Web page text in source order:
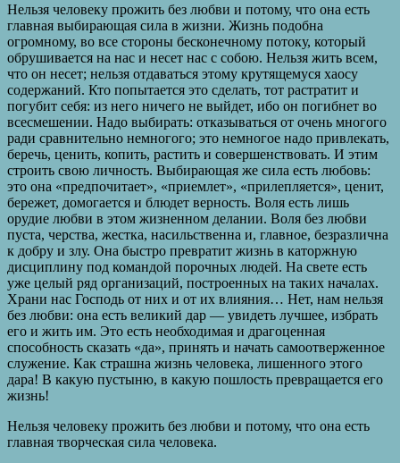
Нельзя человеку прожить без любви и потому, что она есть
главная выбирающая сила в жизни. Жизнь подобна
огромному, во все стороны бесконечному потоку, который
обрушивается на нас и несет нас с собою. Нельзя жить всем,
что он несет; нельзя отдаваться этому крутящемуся хаосу
содержаний. Кто попытается это сделать, тот растратит и
погубит себя: из него ничего не выйдет, ибо он погибнет во
всесмешении. Надо выбирать: отказываться от очень многого
ради сравнительно немногого; это немногое надо привлекать,
беречь, ценить, копить, растить и совершенствовать. И этим
строить свою личность. Выбирающая же сила есть любовь:
это она «предпочитает», «приемлет», «прилепляется», ценит,
бережет, домогается и блюдет верность. Воля есть лишь
орудие любви в этом жизненном делании. Воля без любви
пуста, черства, жестка, насильственна и, главное, безразлична
к добру и злу. Она быстро превратит жизнь в каторжную
дисциплину под командой порочных людей. На свете есть
уже целый ряд организаций, построенных на таких началах.
Храни нас Господь от них и от их влияния… Нет, нам нельзя
без любви: она есть великий дар — увидеть лучшее, избрать
его и жить им. Это есть необходимая и драгоценная
способность сказать «да», принять и начать самоотверженное
служение. Как страшна жизнь человека, лишенного этого
дара! В какую пустыню, в какую пошлость превращается его
жизнь!
Нельзя человеку прожить без любви и потому, что она есть
главная творческая сила человека.